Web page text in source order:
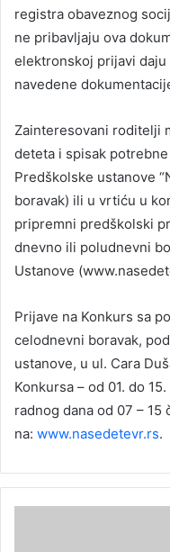
registra obaveznog
ne pribavljaju ova
elektronskoj prijavi
navedene
Zainteresovani roditelji
deteta i spisak
Predškolske ustanove
boravak) ili u vrtiću u
pripremni predškolski
dnevno ili poludnevni
Ustanove
Prijave na Konkurs sa
celodnevni boravak,
ustanove, u ul. Cara
Konkursa – od 01. do
radnog dana od 07 – 15
na: www.nasedetevr.rs.